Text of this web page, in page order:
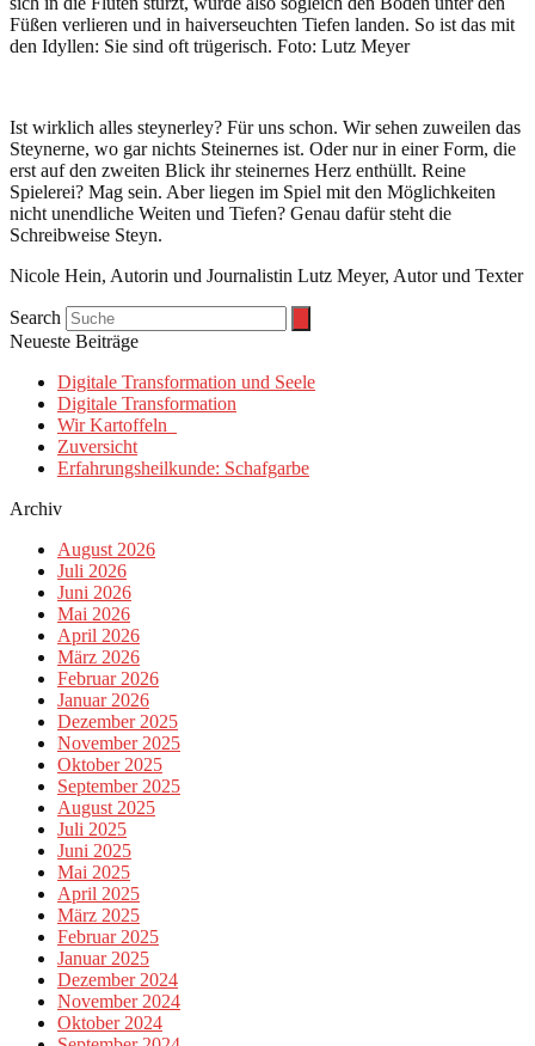
Füßen verlieren und in haiverseuchten Tiefen landen. So ist das mit
den Idyllen: Sie sind oft trügerisch. Foto: Lutz Meyer
Ist wirklich alles steynerley? Für uns schon. Wir sehen zuweilen das
Steynerne, wo gar nichts Steinernes ist. Oder nur in einer Form, die
erst auf den zweiten Blick ihr steinernes Herz enthüllt. Reine
Spielerei? Mag sein. Aber liegen im Spiel mit den Möglichkeiten
nicht unendliche Weiten und Tiefen? Genau dafür steht die
Schreibweise Steyn.
Nicole Hein, Autorin und Journalistin Lutz Meyer, Autor und Texter
Search
Neueste Beiträge
Digitale Transformation und Seele
Digitale Transformation
Wir Kartoffeln
Zuversicht
Erfahrungsheilkunde: Schafgarbe
Archiv
August 2026
Juli 2026
Juni 2026
Mai 2026
April 2026
März 2026
Februar 2026
Januar 2026
Dezember 2025
November 2025
Oktober 2025
September 2025
August 2025
Juli 2025
Juni 2025
Mai 2025
April 2025
März 2025
Februar 2025
Januar 2025
Dezember 2024
November 2024
Oktober 2024